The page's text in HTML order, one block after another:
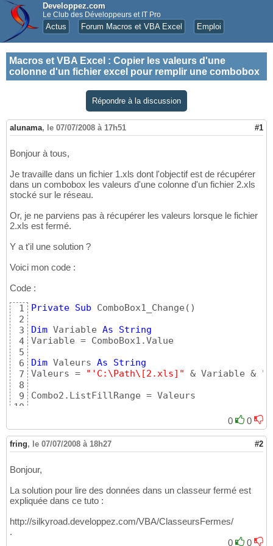
Developpez.com
Le Club des Développeurs et IT Pro
Actus Forum Macros et VBA Excel Emploi
Macros et VBA Excel : Copier les valeurs d'une
colonne d'un fichier excel pour remplir une combobox
Répondre à la discussion
alunama, le 07/07/2008 à 17h51 #1
Bonjour à tous,
Je travaille dans un fichier 1.xls dont l'objectif est de récupérer
dans un combobox les valeurs d'une colonne d'un fichier 2.xls
stocké sur le réseau.
Or, je ne parviens pas à récupérer les valeurs lorsque le fichier
2.xls est fermé.
Y a t'il une solution ?
Voici mon code :
Code :
1
2
3
4
5
6
7
8
9
10
Private Sub ComboBox1_Change ( )
Dim Variable As
String
Variable = ComboBox1.Value
Dim Valeurs As
String
Valeurs =
"'C:\Path\[2.xls]" & Variable &
Combo2.ListFillRange = Valeurs
0 0
fring, le 07/07/2008 à 18h27 #2
Bonjour,
La solution pour lire des données dans un classeur fermé est
expliquée dans ce tuto :
http://silkyroad.developpez.com/VBA/ClasseursFermes/
.
0
0